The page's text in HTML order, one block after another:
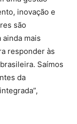
inovação e
são
mais
responder às
Saímos
da